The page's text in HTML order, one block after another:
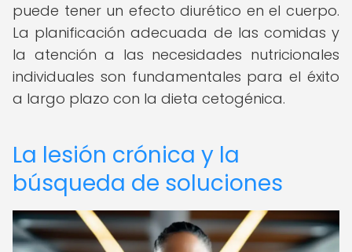
puede tener un efecto diurético en el cuerpo.
La planificación adecuada de las comidas y
la atención a las necesidades nutricionales
individuales son fundamentales para el éxito
a largo plazo con la dieta cetogénica.
La lesión crónica y la
búsqueda de soluciones